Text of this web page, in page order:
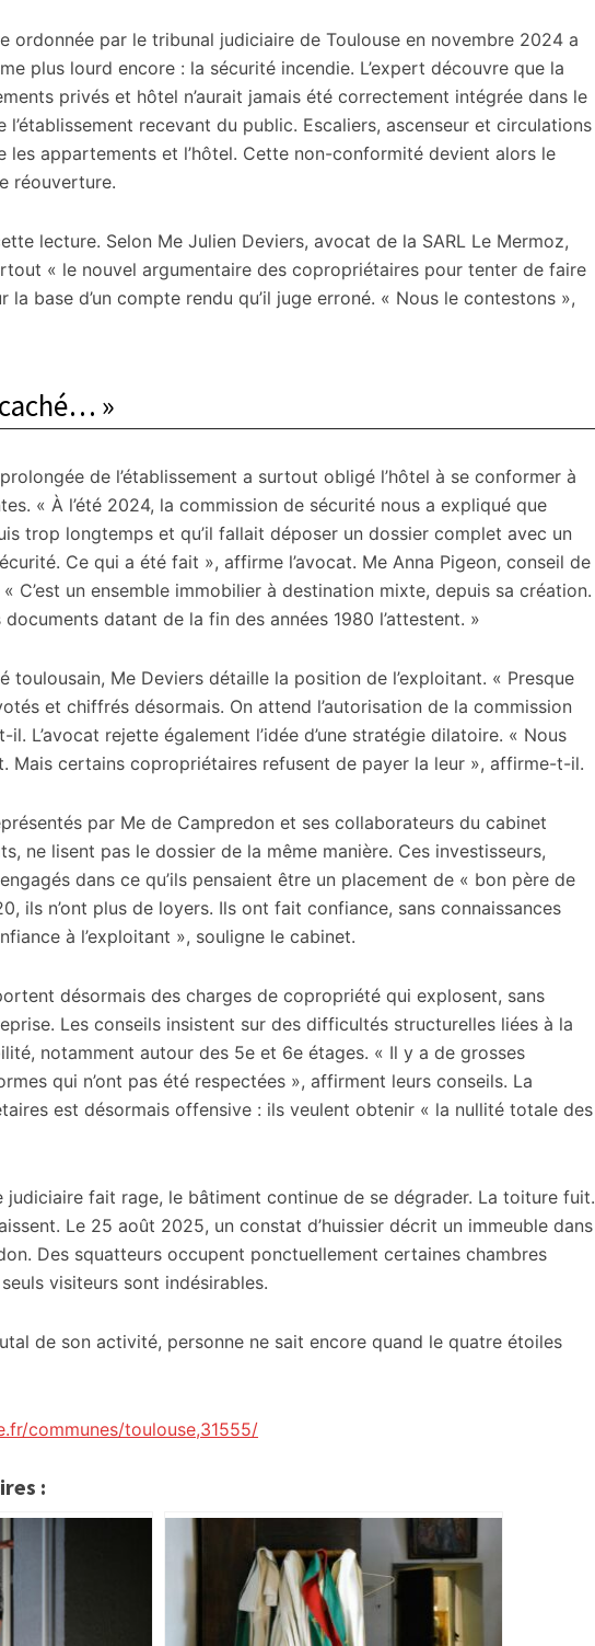
ordonnée par le tribunal judiciaire de Toulouse en novembre 2024 a
plus lourd encore : la sécurité incendie. L’expert découvre que la
privés et hôtel n’aurait jamais été correctement intégrée dans le
l’établissement recevant du public. Escaliers, ascenseur et circulations
les appartements et l’hôtel. Cette non-conformité devient alors le
réouverture.
lecture. Selon Me Julien Deviers, avocat de la SARL Le Mermoz,
« le nouvel argumentaire des copropriétaires pour tenter de faire
la base d’un compte rendu qu’il juge erroné. « Nous le contestons »,
caché… »
de l’établissement a surtout obligé l’hôtel à se conformer à
« À l’été 2024, la commission de sécurité nous a expliqué que
trop longtemps et qu’il fallait déposer un dossier complet avec un
Ce qui a été fait », affirme l’avocat. Me Anna Pigeon, conseil de
C’est un ensemble immobilier à destination mixte, depuis sa création.
documents datant de la fin des années 1980 l’attestent. »
toulousain, Me Deviers détaille la position de l’exploitant. « Presque
et chiffrés désormais. On attend l’autorisation de la commission
L’avocat rejette également l’idée d’une stratégie dilatoire. « Nous
Mais certains copropriétaires refusent de payer la leur », affirme-t-il.
par Me de Campredon et ses collaborateurs du cabinet
ne lisent pas le dossier de la même manière. Ces investisseurs,
dans ce qu’ils pensaient être un placement de « bon père de
ils n’ont plus de loyers. Ils ont fait confiance, sans connaissances
à l’exploitant », souligne le cabinet.
désormais des charges de copropriété qui explosent, sans
Les conseils insistent sur des difficultés structurelles liées à la
notamment autour des 5e et 6e étages. « Il y a de grosses
qui n’ont pas été respectées », affirment leurs conseils. La
est désormais offensive : ils veulent obtenir « la nullité totale des
judiciaire fait rage, le bâtiment continue de se dégrader. La toiture fuit.
Le 25 août 2025, un constat d’huissier décrit un immeuble dans
Des squatteurs occupent ponctuellement certaines chambres
visiteurs sont indésirables.
de son activité, personne ne sait encore quand le quatre étoiles
communes/toulouse,31555/
: